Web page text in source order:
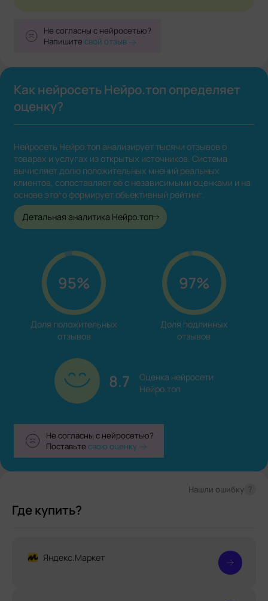
Не согласны с нейросетью?
Напишитесвой отзыв
Как нейросеть Нейро.топ определяет
оценку?
Нейросеть Нейро.топ анализирует тысячи отзывов о
товарах и услугах из открытых источников. Система
вычисляет долю положительных мнений реальных
клиентов, сопоставляет её с независимыми оценками и на
основе этого формирует объективный рейтинг.
Детальная аналитика Нейро.топ
95%
Доля положительных
отзывов
97%
Доля подлинных
отзывов
8.7
Оценка нейросети
Нейро.топ
Не согласны с нейросетью?
Поставьтесвою оценку
Где купить?
Нашли ошибку
Яндекс.Маркет